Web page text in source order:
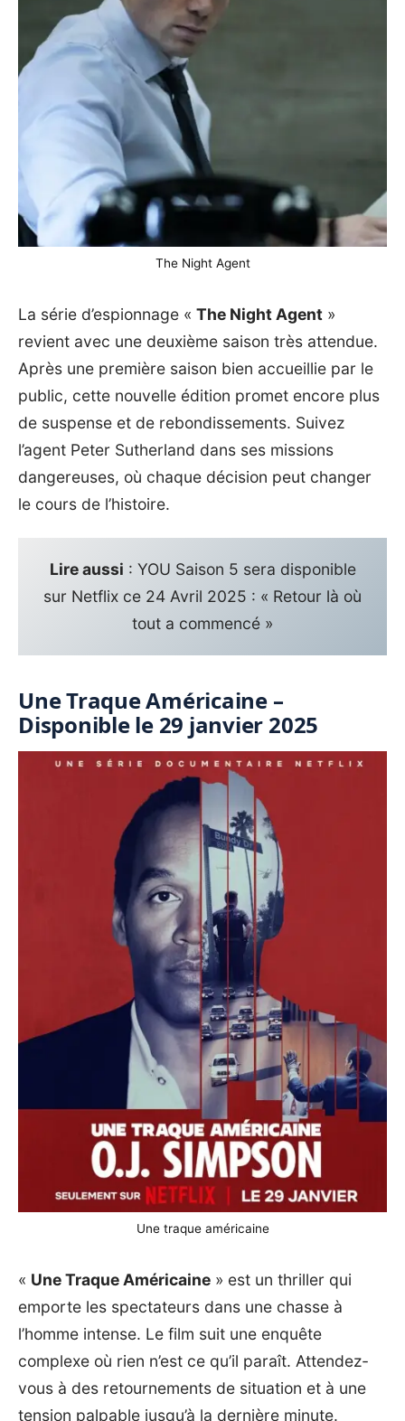
The Night Agent
La série d’espionnage « The Night Agent »
revient avec une deuxième saison très attendue.
Après une première saison bien accueillie par le
public, cette nouvelle édition promet encore plus
de suspense et de rebondissements. Suivez
l’agent Peter Sutherland dans ses missions
dangereuses, où chaque décision peut changer
le cours de l’histoire.
Lire aussi : YOU Saison 5 sera disponible
sur Netflix ce 24 Avril 2025 : « Retour là où
tout a commencé »
Une Traque Américaine –
Disponible le 29 janvier 2025
Une traque américaine
« Une Traque Américaine » est un thriller qui
emporte les spectateurs dans une chasse à
l’homme intense. Le film suit une enquête
complexe où rien n’est ce qu’il paraît. Attendez-
vous à des retournements de situation et à une
tension palpable jusqu’à la dernière minute.